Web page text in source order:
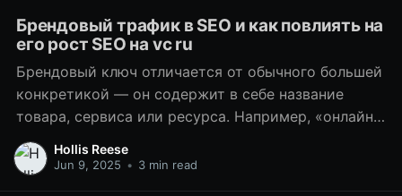
Брендовый трафик в SEO и как повлиять на
его рост SEO на vc ru
Брендовый ключ отличается от обычного большей
конкретикой — он содержит в себе название
товара, сервиса или ресурса. Например, «онлайн
казино играть» — это обычный ключ, а «казино
вулкан» — брендовый. Все чаще компании отдают
Hollis Reese
Jun 9, 2025 • 3 min read